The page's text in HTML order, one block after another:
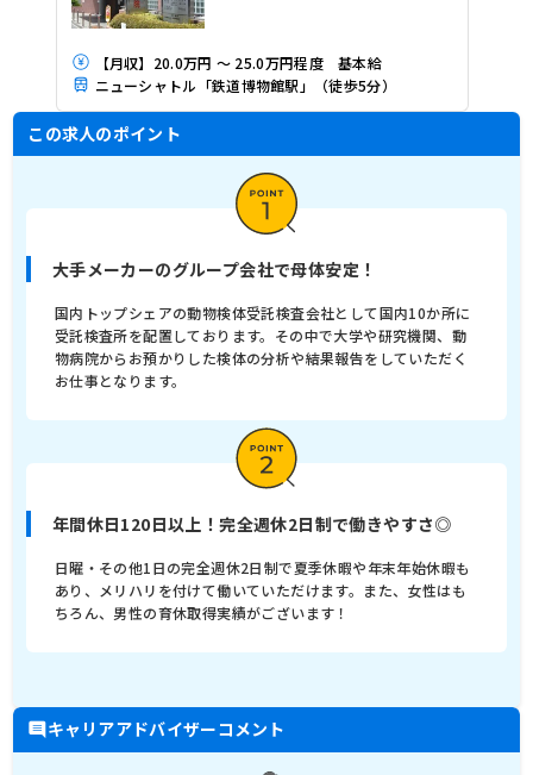
【月収】20.0万円 ～ 25.0万円程度 基本給
ニューシャトル「鉄道博物館駅」（徒歩5分）
この求人のポイント
大手メーカーのグループ会社で母体安定！
国内トップシェアの動物検体受託検査会社として国内10か所に
受託検査所を配置しております。その中で大学や研究機関、動
物病院からお預かりした検体の分析や結果報告をしていただく
お仕事となります。
年間休日120日以上！完全週休2日制で働きやすさ◎
日曜・その他1日の完全週休2日制で夏季休暇や年末年始休暇も
あり、メリハリを付けて働いていただけます。また、女性はも
ちろん、男性の育休取得実績がございます！
キャリアアドバイザーコメント